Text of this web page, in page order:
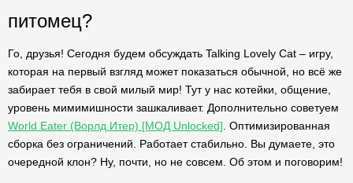
питомец?
Го, друзья! Сегодня будем обсуждать Talking Lovely Cat – игру,
которая на первый взгляд может показаться обычной, но всё же
забирает тебя в свой милый мир! Тут у нас котейки, общение,
уровень мимимишности зашкаливает. Дополнительно советуем
World Eater (Ворлд Итер) [МОД Unlocked] . Оптимизированная
сборка без ограничений. Работает стабильно. Вы думаете, это
очередной клон? Ну, почти, но не совсем. Об этом и поговорим!